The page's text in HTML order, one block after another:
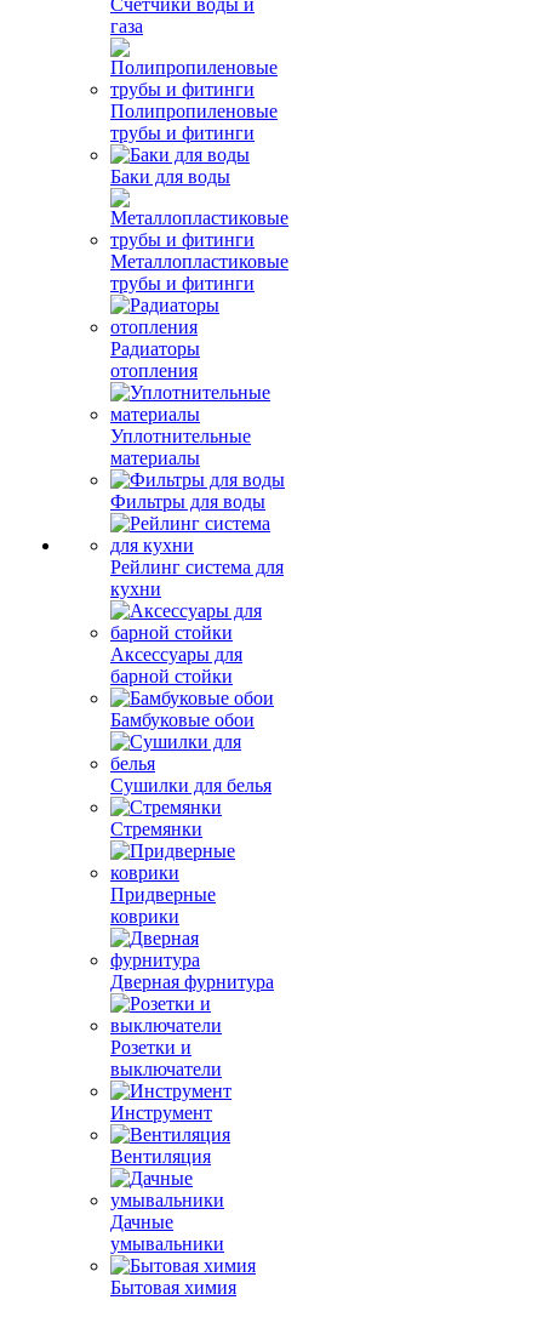
Счетчики воды и
газа
Полипропиленовые
трубы и фитинги
Баки для воды
Металлопластиковые
трубы и фитинги
Радиаторы
отопления
Уплотнительные
материалы
Фильтры для воды
Рейлинг система для
кухни
Аксессуары для
барной стойки
Бамбуковые обои
Сушилки для белья
Стремянки
Придверные
коврики
Дверная фурнитура
Розетки и
выключатели
Инструмент
Вентиляция
Дачные
умывальники
Бытовая химия